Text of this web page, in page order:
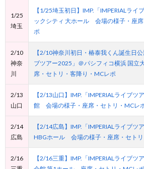
1/25
埼玉
【1/25埼玉初日】IMP.「IMPERIALライ
ックシティ 大ホール 会場の様子・座
ポ
2/10
神奈
川
【2/10神奈川初日・椿泰我くん誕生日
ブツアー2025」＠パシフィコ横浜 国
席・セトリ・客降り・MCレポ
2/13
山口
【2/13山口】IMP.「IMPERIALライブ
館 会場の様子・座席・セトリ・MCレ
2/14
広島
【2/14広島】IMP.「IMPERIALライブツ
HBGホール 会場の様子・座席・セト
2/16
【2/16三重】IMP.「IMPERIALライブ